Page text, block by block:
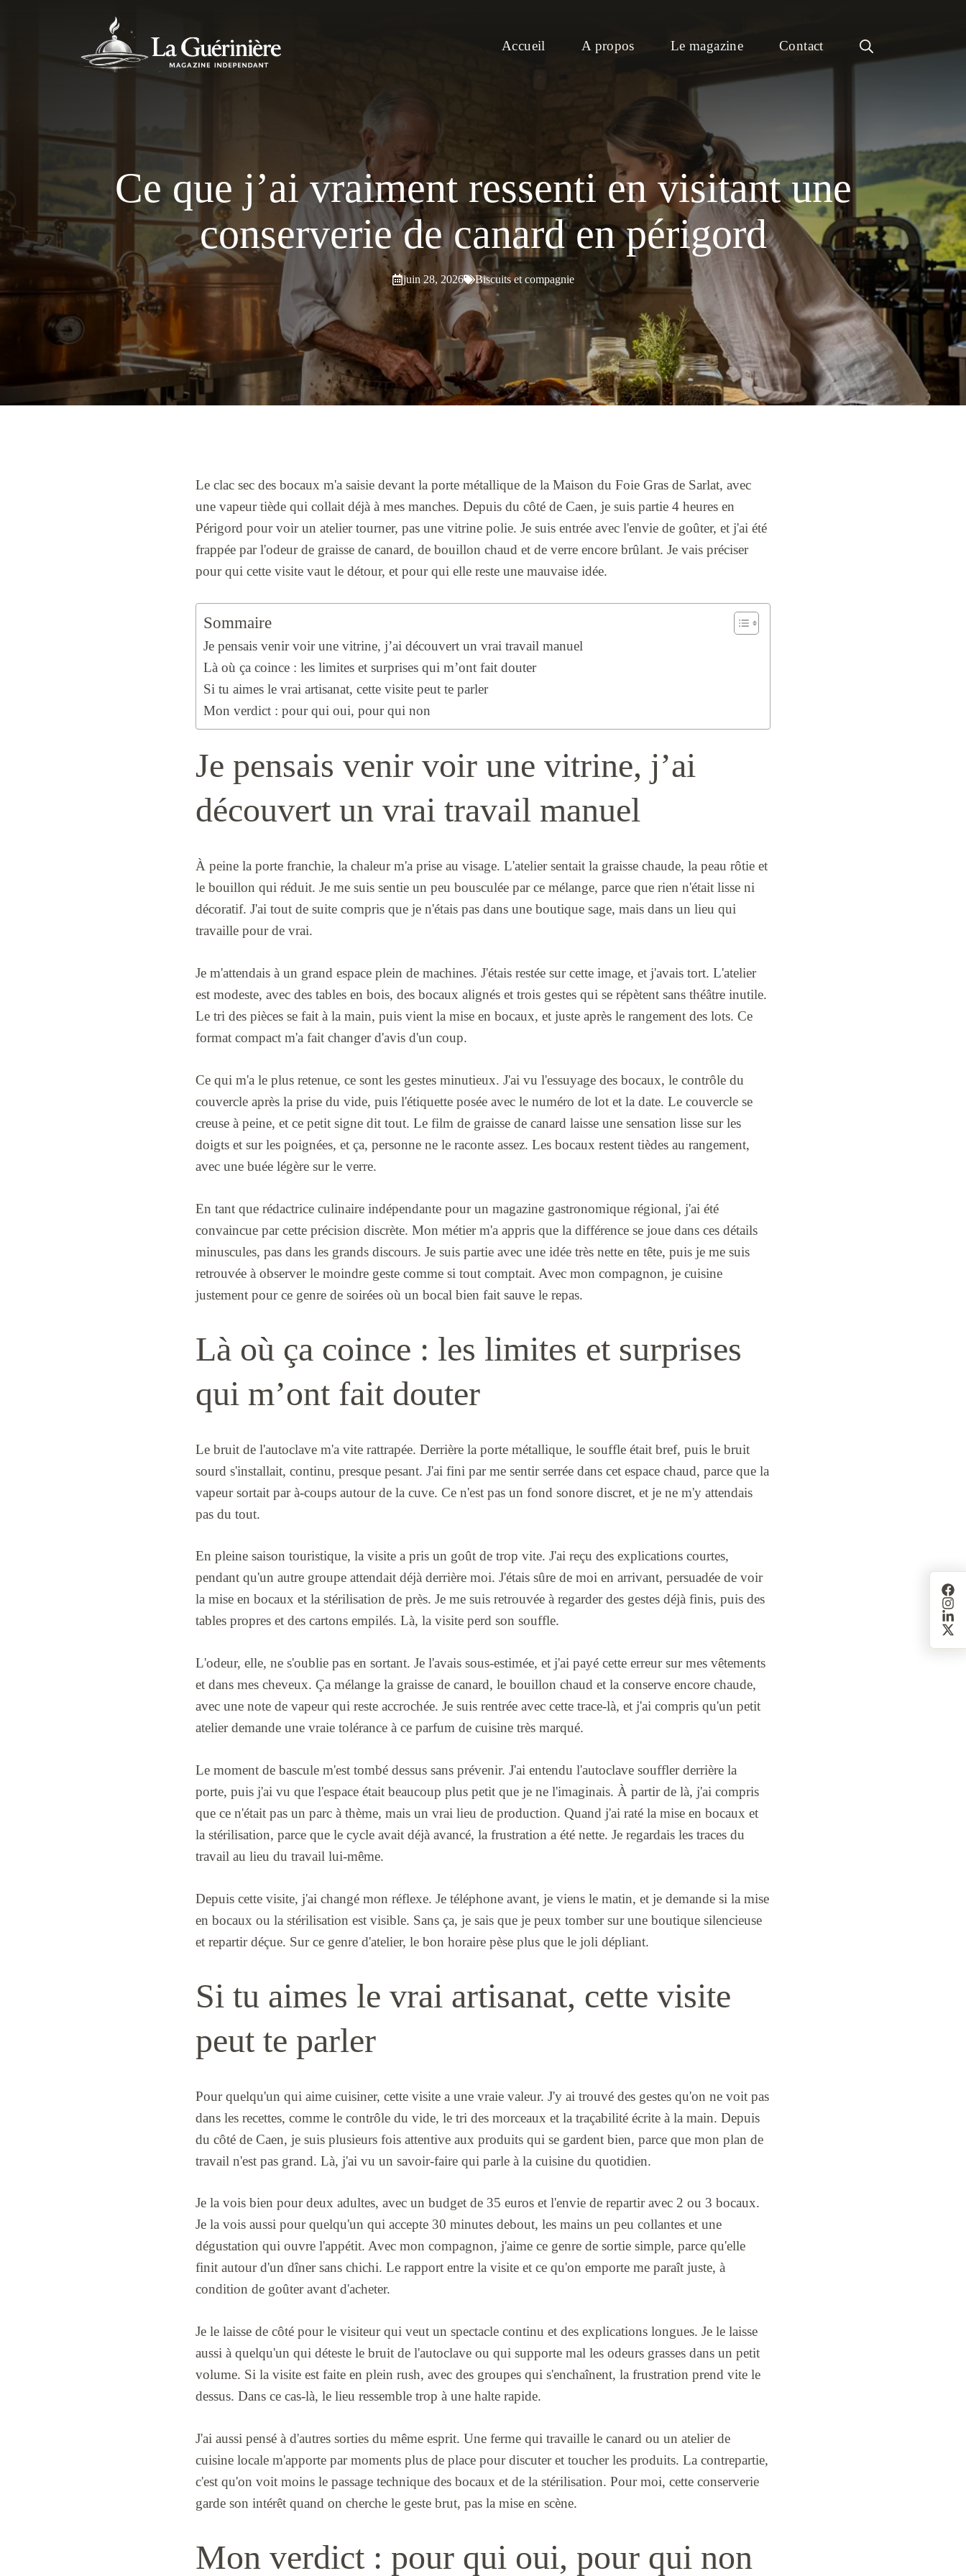
Accueil A propos Le magazine Contact
Ce que j’ai vraiment ressenti en visitant une
conserverie de canard en périgord
juin 28, 2026 Biscuits et compagnie
Le clac sec des bocaux m'a saisie devant la porte métallique de la Maison du Foie Gras de Sarlat, avec
une vapeur tiède qui collait déjà à mes manches. Depuis du côté de Caen, je suis partie 4 heures en
Périgord pour voir un atelier tourner, pas une vitrine polie. Je suis entrée avec l'envie de goûter, et j'ai été
frappée par l'odeur de graisse de canard, de bouillon chaud et de verre encore brûlant. Je vais préciser
pour qui cette visite vaut le détour, et pour qui elle reste une mauvaise idée.
Sommaire
Je pensais venir voir une vitrine, j’ai découvert un vrai travail manuel
Là où ça coince : les limites et surprises qui m’ont fait douter
Si tu aimes le vrai artisanat, cette visite peut te parler
Mon verdict : pour qui oui, pour qui non
Je pensais venir voir une vitrine, j’ai
découvert un vrai travail manuel
À peine la porte franchie, la chaleur m'a prise au visage. L'atelier sentait la graisse chaude, la peau rôtie et
le bouillon qui réduit. Je me suis sentie un peu bousculée par ce mélange, parce que rien n'était lisse ni
décoratif. J'ai tout de suite compris que je n'étais pas dans une boutique sage, mais dans un lieu qui
travaille pour de vrai.
Je m'attendais à un grand espace plein de machines. J'étais restée sur cette image, et j'avais tort. L'atelier
est modeste, avec des tables en bois, des bocaux alignés et trois gestes qui se répètent sans théâtre inutile.
Le tri des pièces se fait à la main, puis vient la mise en bocaux, et juste après le rangement des lots. Ce
format compact m'a fait changer d'avis d'un coup.
Ce qui m'a le plus retenue, ce sont les gestes minutieux. J'ai vu l'essuyage des bocaux, le contrôle du
couvercle après la prise du vide, puis l'étiquette posée avec le numéro de lot et la date. Le couvercle se
creuse à peine, et ce petit signe dit tout. Le film de graisse de canard laisse une sensation lisse sur les
doigts et sur les poignées, et ça, personne ne le raconte assez. Les bocaux restent tièdes au rangement,
avec une buée légère sur le verre.
En tant que rédactrice culinaire indépendante pour un magazine gastronomique régional, j'ai été
convaincue par cette précision discrète. Mon métier m'a appris que la différence se joue dans ces détails
minuscules, pas dans les grands discours. Je suis partie avec une idée très nette en tête, puis je me suis
retrouvée à observer le moindre geste comme si tout comptait. Avec mon compagnon, je cuisine
justement pour ce genre de soirées où un bocal bien fait sauve le repas.
Là où ça coince : les limites et surprises
qui m’ont fait douter
Le bruit de l'autoclave m'a vite rattrapée. Derrière la porte métallique, le souffle était bref, puis le bruit
sourd s'installait, continu, presque pesant. J'ai fini par me sentir serrée dans cet espace chaud, parce que la
vapeur sortait par à-coups autour de la cuve. Ce n'est pas un fond sonore discret, et je ne m'y attendais
pas du tout.
En pleine saison touristique, la visite a pris un goût de trop vite. J'ai reçu des explications courtes,
pendant qu'un autre groupe attendait déjà derrière moi. J'étais sûre de moi en arrivant, persuadée de voir
la mise en bocaux et la stérilisation de près. Je me suis retrouvée à regarder des gestes déjà finis, puis des
tables propres et des cartons empilés. Là, la visite perd son souffle.
L'odeur, elle, ne s'oublie pas en sortant. Je l'avais sous-estimée, et j'ai payé cette erreur sur mes vêtements
et dans mes cheveux. Ça mélange la graisse de canard, le bouillon chaud et la conserve encore chaude,
avec une note de vapeur qui reste accrochée. Je suis rentrée avec cette trace-là, et j'ai compris qu'un petit
atelier demande une vraie tolérance à ce parfum de cuisine très marqué.
Le moment de bascule m'est tombé dessus sans prévenir. J'ai entendu l'autoclave souffler derrière la
porte, puis j'ai vu que l'espace était beaucoup plus petit que je ne l'imaginais. À partir de là, j'ai compris
que ce n'était pas un parc à thème, mais un vrai lieu de production. Quand j'ai raté la mise en bocaux et
la stérilisation, parce que le cycle avait déjà avancé, la frustration a été nette. Je regardais les traces du
travail au lieu du travail lui-même.
Depuis cette visite, j'ai changé mon réflexe. Je téléphone avant, je viens le matin, et je demande si la mise
en bocaux ou la stérilisation est visible. Sans ça, je sais que je peux tomber sur une boutique silencieuse
et repartir déçue. Sur ce genre d'atelier, le bon horaire pèse plus que le joli dépliant.
Si tu aimes le vrai artisanat, cette visite
peut te parler
Pour quelqu'un qui aime cuisiner, cette visite a une vraie valeur. J'y ai trouvé des gestes qu'on ne voit pas
dans les recettes, comme le contrôle du vide, le tri des morceaux et la traçabilité écrite à la main. Depuis
du côté de Caen, je suis plusieurs fois attentive aux produits qui se gardent bien, parce que mon plan de
travail n'est pas grand. Là, j'ai vu un savoir-faire qui parle à la cuisine du quotidien.
Je la vois bien pour deux adultes, avec un budget de 35 euros et l'envie de repartir avec 2 ou 3 bocaux.
Je la vois aussi pour quelqu'un qui accepte 30 minutes debout, les mains un peu collantes et une
dégustation qui ouvre l'appétit. Avec mon compagnon, j'aime ce genre de sortie simple, parce qu'elle
finit autour d'un dîner sans chichi. Le rapport entre la visite et ce qu'on emporte me paraît juste, à
condition de goûter avant d'acheter.
Je le laisse de côté pour le visiteur qui veut un spectacle continu et des explications longues. Je le laisse
aussi à quelqu'un qui déteste le bruit de l'autoclave ou qui supporte mal les odeurs grasses dans un petit
volume. Si la visite est faite en plein rush, avec des groupes qui s'enchaînent, la frustration prend vite le
dessus. Dans ce cas-là, le lieu ressemble trop à une halte rapide.
J'ai aussi pensé à d'autres sorties du même esprit. Une ferme qui travaille le canard ou un atelier de
cuisine locale m'apporte par moments plus de place pour discuter et toucher les produits. La contrepartie,
c'est qu'on voit moins le passage technique des bocaux et de la stérilisation. Pour moi, cette conserverie
garde son intérêt quand on cherche le geste brut, pas la mise en scène.
Mon verdict : pour qui oui, pour qui non